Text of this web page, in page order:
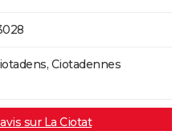
Ciotadennes
sur La Ciotat